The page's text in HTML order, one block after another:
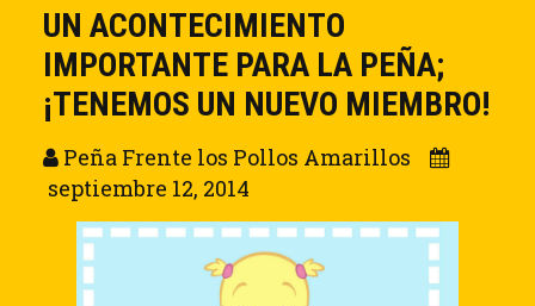
UN ACONTECIMIENTO
IMPORTANTE PARA LA PEÑA;
¡TENEMOS UN NUEVO MIEMBRO!
Peña Frente los Pollos Amarillos
septiembre 12, 2014